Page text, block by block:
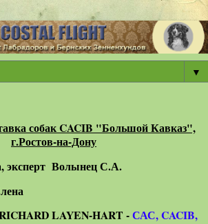
▼
собак CACIB "Большой Кавказ",
г.Ростов-на-Дону
эксперт Волынец С.А.
LAYEN-HART -САС, CACIB,